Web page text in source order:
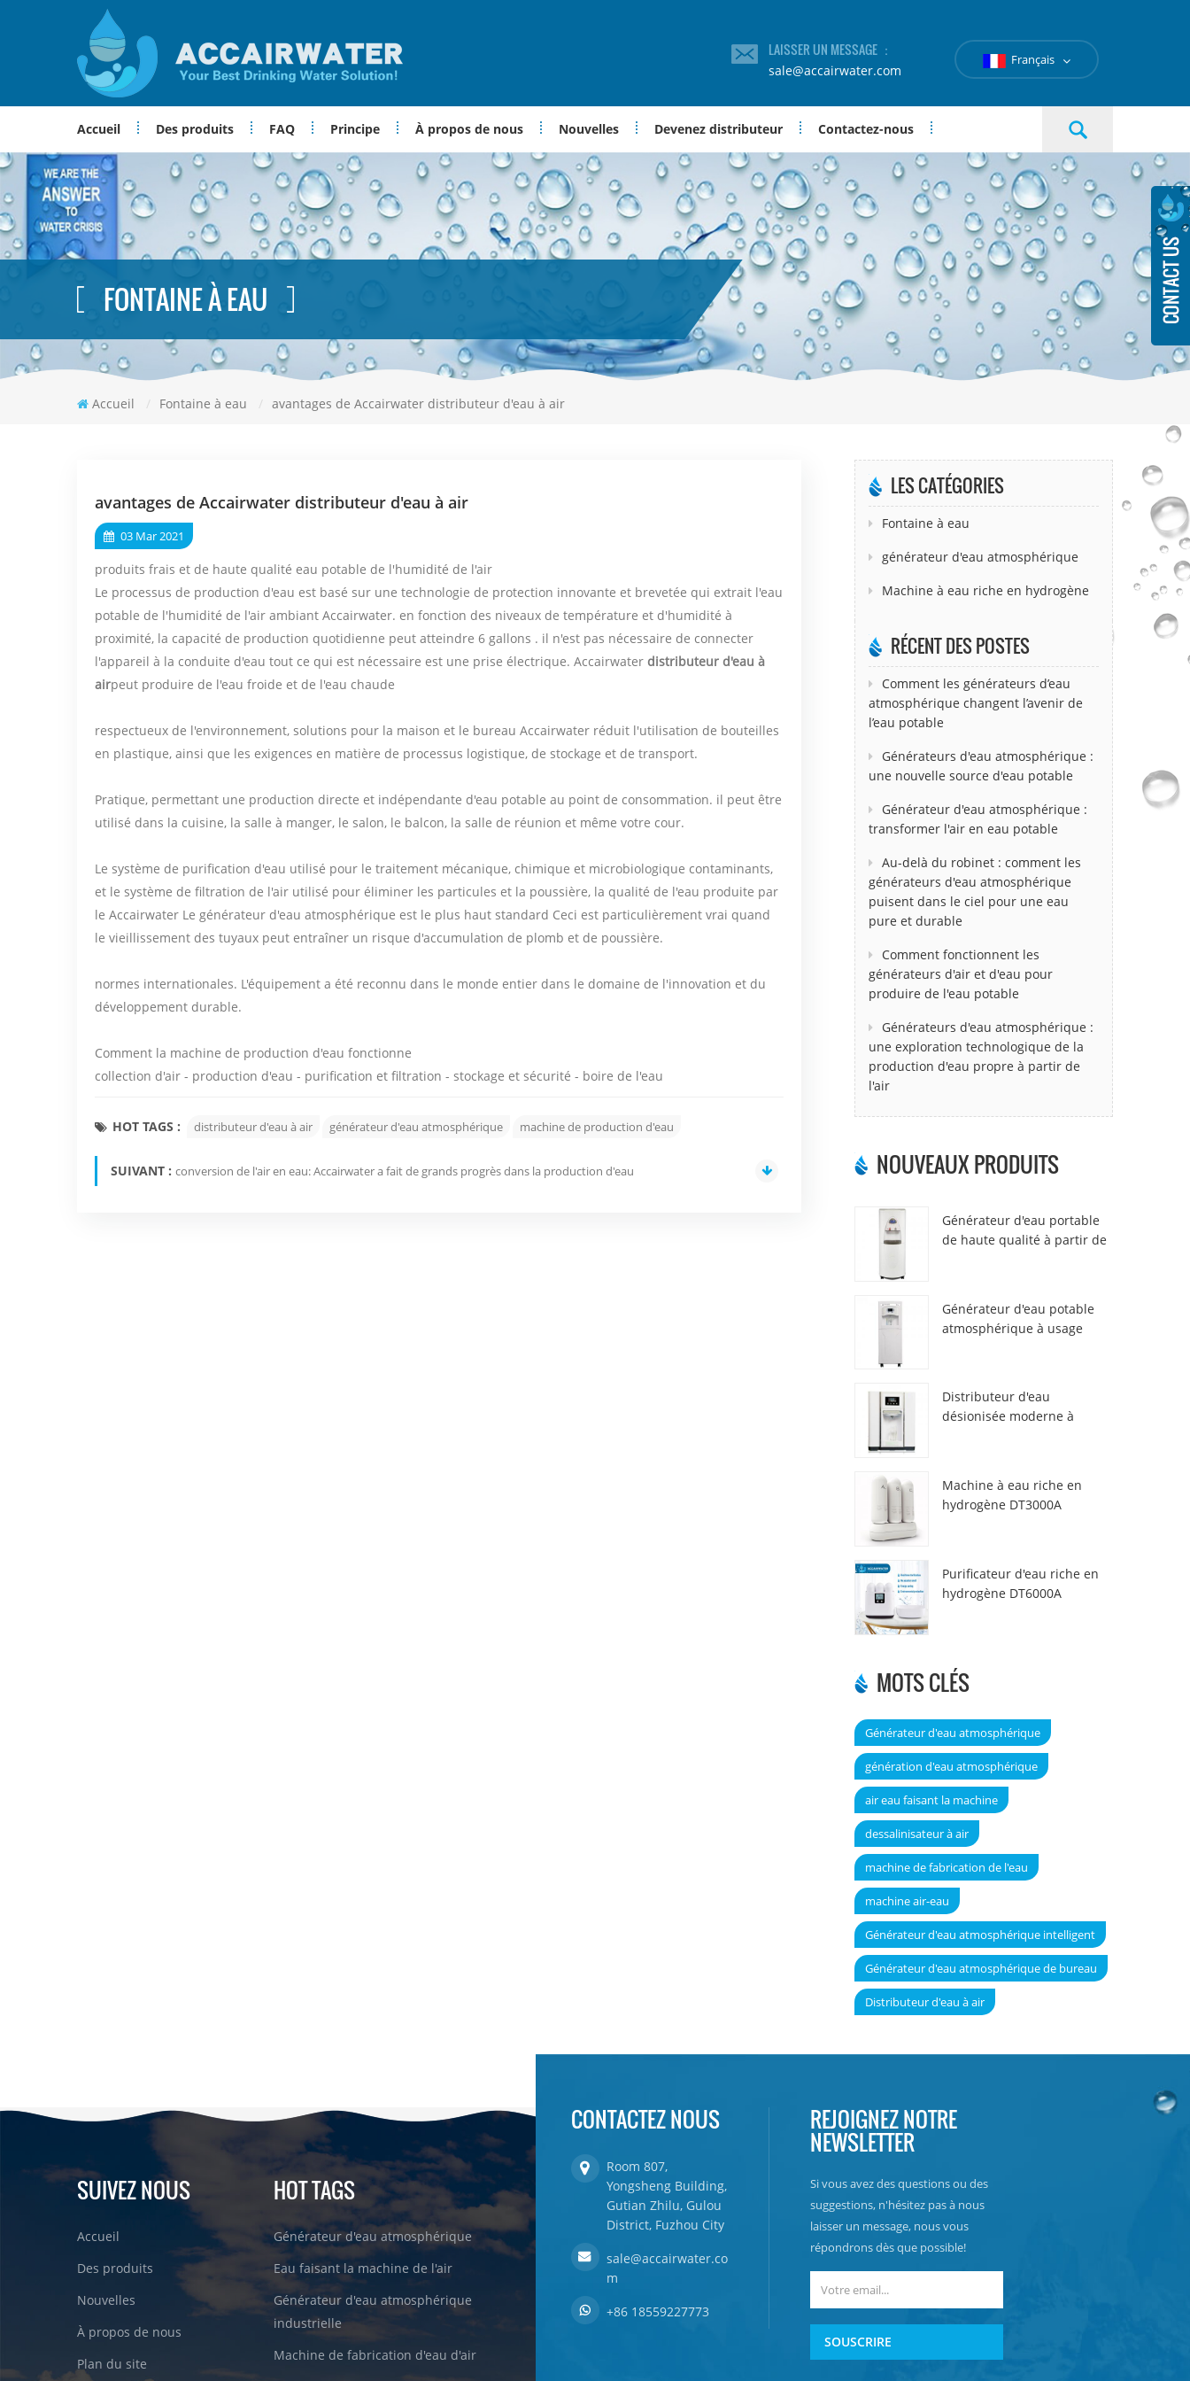
LAISSER UN MESSAGE ：
sale@accairwater.com
Français
Accueil Des produits FAQ Principe À propos de nous Nouvelles Devenez distributeur Contactez-nous
FONTAINE À EAU
Accueil / Fontaine à eau / avantages de Accairwater distributeur d'eau à air
avantages de Accairwater distributeur d'eau à air
03 Mar 2021
produits frais et de haute qualité eau potable de l'humidité de l'air
Le processus de production d'eau est basé sur une technologie de protection innovante et brevetée qui extrait l'eau
potable de l'humidité de l'air ambiant Accairwater. en fonction des niveaux de température et d'humidité à
proximité, la capacité de production quotidienne peut atteindre 6 gallons . il n'est pas nécessaire de connecter
l'appareil à la conduite d'eau tout ce qui est nécessaire est une prise électrique. Accairwater distributeur d'eau à
airpeut produire de l'eau froide et de l'eau chaude
respectueux de l'environnement, solutions pour la maison et le bureau Accairwater réduit l'utilisation de bouteilles
en plastique, ainsi que les exigences en matière de processus logistique, de stockage et de transport.
Pratique, permettant une production directe et indépendante d'eau potable au point de consommation. il peut être
utilisé dans la cuisine, la salle à manger, le salon, le balcon, la salle de réunion et même votre cour.
Le système de purification d'eau utilisé pour le traitement mécanique, chimique et microbiologique contaminants,
et le système de filtration de l'air utilisé pour éliminer les particules et la poussière, la qualité de l'eau produite par
le Accairwater Le générateur d'eau atmosphérique est le plus haut standard Ceci est particulièrement vrai quand
le vieillissement des tuyaux peut entraîner un risque d'accumulation de plomb et de poussière.
normes internationales. L'équipement a été reconnu dans le monde entier dans le domaine de l'innovation et du
développement durable.
Comment la machine de production d'eau fonctionne
collection d'air - production d'eau - purification et filtration - stockage et sécurité - boire de l'eau
HOT TAGS : distributeur d'eau à air générateur d'eau atmosphérique machine de production d'eau
SUIVANT : conversion de l'air en eau: Accairwater a fait de grands progrès dans la production d'eau
LES CATÉGORIES
Fontaine à eau
générateur d'eau atmosphérique
Machine à eau riche en hydrogène
RÉCENT DES POSTES
Comment les générateurs d’eau
atmosphérique changent l’avenir de
l’eau potable
Générateurs d'eau atmosphérique :
une nouvelle source d'eau potable
Générateur d'eau atmosphérique :
transformer l'air en eau potable
Au-delà du robinet : comment les
générateurs d'eau atmosphérique
puisent dans le ciel pour une eau
pure et durable
Comment fonctionnent les
générateurs d'air et d'eau pour
produire de l'eau potable
Générateurs d'eau atmosphérique :
une exploration technologique de la
production d'eau propre à partir de
l'air
NOUVEAUX PRODUITS
Générateur d'eau portable
de haute qualité à partir de
Générateur d'eau potable
atmosphérique à usage
Distributeur d'eau
désionisée moderne à
Machine à eau riche en
hydrogène DT3000A
Purificateur d'eau riche en
hydrogène DT6000A
MOTS CLÉS
Générateur d'eau atmosphérique
génération d'eau atmosphérique
air eau faisant la machine
dessalinisateur à air
machine de fabrication de l'eau
machine air-eau
Générateur d'eau atmosphérique intelligent
Générateur d'eau atmosphérique de bureau
Distributeur d'eau à air
SUIVEZ NOUS
Accueil
Des produits
Nouvelles
À propos de nous
Plan du site
HOT TAGS
Générateur d'eau atmosphérique
Eau faisant la machine de l'air
Générateur d'eau atmosphérique
industrielle
Machine de fabrication d'eau d'air
CONTACTEZ NOUS
Room 807,
Yongsheng Building,
Gutian Zhilu, Gulou
District, Fuzhou City
sale@accairwater.co
m
+86 18559227773
REJOIGNEZ NOTRE
NEWSLETTER
Si vous avez des questions ou des
suggestions, n'hésitez pas à nous
laisser un message, nous vous
répondrons dès que possible!
SOUSCRIRE